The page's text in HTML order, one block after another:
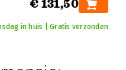
€ 131,50
in huis | Gratis verzonden